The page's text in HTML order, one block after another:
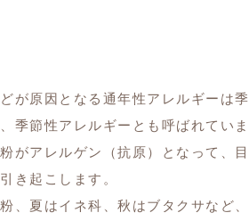
が原因となる通年性アレルギーは
季節性アレルギーとも呼ばれてい
がアレルゲン（抗原）となって、
き起こします。
、夏はイネ科、秋はブタクサなど